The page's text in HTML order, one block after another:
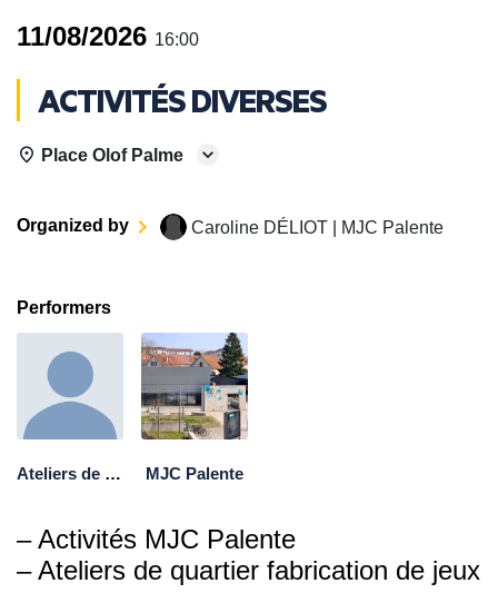
11/08/2026 16:00
ACTIVITÉS DIVERSES
Place Olof Palme
Organized by Caroline DÉLIOT | MJC Palente
Performers
Ateliers de quartier MJC Palente
– Activités MJC Palente
– Ateliers de quartier fabrication de jeux